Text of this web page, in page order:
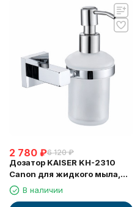
2 780 ₽6 120 ₽
Дозатор KAISER KH-2310
Canon для жидкого мыла,
настенный
В наличии